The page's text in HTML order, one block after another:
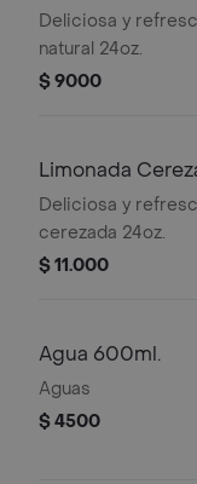
Deliciosa y
natural 24oz.
$ 9000
Limonada
Deliciosa y
cerezada 24oz.
$ 11.000
Agua 600ml.
Aguas
$ 4500